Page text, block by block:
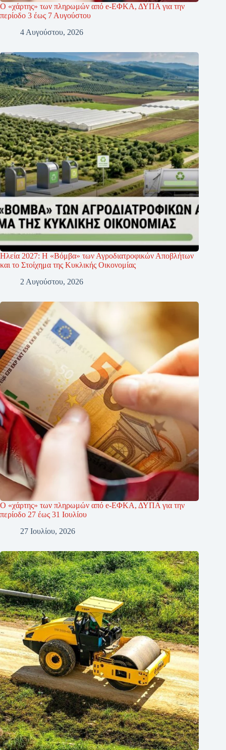
Ο «χάρτης» των πληρωμών από e-ΕΦΚΑ, ΔΥΠΑ για την
περίοδο 3 έως 7 Αυγούστου
4 Αυγούστου, 2026
Ηλεία 2027: Η «Βόμβα» των Αγροδιατροφικών Αποβλήτων
και το Στοίχημα της Κυκλικής Οικονομίας
2 Αυγούστου, 2026
Ο «χάρτης» των πληρωμών από e-ΕΦΚΑ, ΔΥΠΑ για την
περίοδο 27 έως 31 Ιουλίου
27 Ιουλίου, 2026